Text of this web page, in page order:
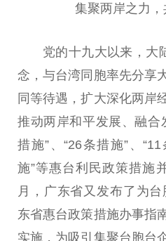
集聚两岸之力
党的十九大以来，大
念，与台湾同胞率先分享
同等待遇，扩大深化两岸
推动两岸和平发展、融合
措施”、“26条措施”、
施”等惠台利民政策措施
月，广东省又发布了为
东省惠台政策措施办事指
实施，为吸引集聚台胞台